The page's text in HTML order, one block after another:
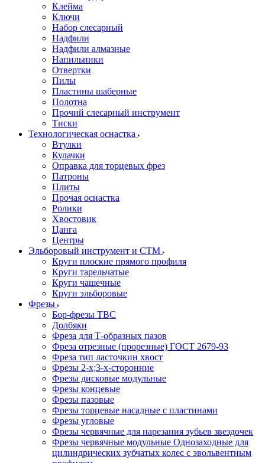
Клейма
Ключи
Набор слесарный
Надфили
Надфили алмазные
Напильники
Отвертки
Пилы
Пластины шаберные
Полотна
Прочий слесарный инструмент
Тиски
Технологическая оснастка
Втулки
Кулачки
Оправка для торцевых фрез
Патроны
Плиты
Прочая оснастка
Ролики
Хвостовик
Цанга
Центры
Эльборовый инструмент и СТМ
Круги плоские прямого профиля
Круги тарельчатые
Круги чашечные
Круги эльборовые
Фрезы
Бор-фрезы ТВС
Долбяки
Фреза для Т-образных пазов
Фреза отрезные (прорезные) ГОСТ 2679-93
Фреза тип ласточкин хвост
Фрезы 2-х;3-х-сторонние
Фрезы дисковые модульные
Фрезы концевые
Фрезы пазовые
Фрезы торцевые насадные с пластинами
Фрезы угловые
Фрезы червячные для нарезания зубьев звездочек
Фрезы червячные модульные Однозаходные для
цилиндрических зубчатых колес с эвольвентным